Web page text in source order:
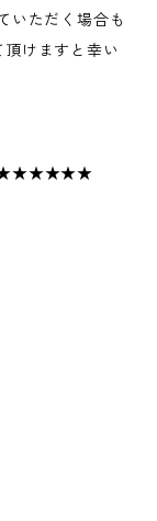
いただく場合も
けますと幸い